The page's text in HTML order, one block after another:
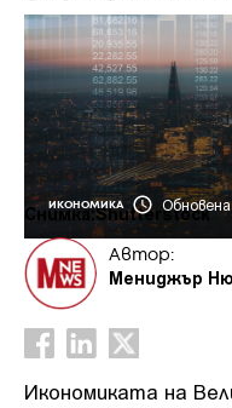
ИКОНОМИКА Обновена
Снимка:Shutterstock
Автор:
Мениджър
Икономиката на